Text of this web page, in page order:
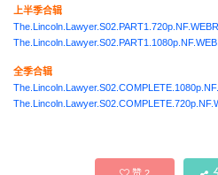
上半季合辑
全季合辑